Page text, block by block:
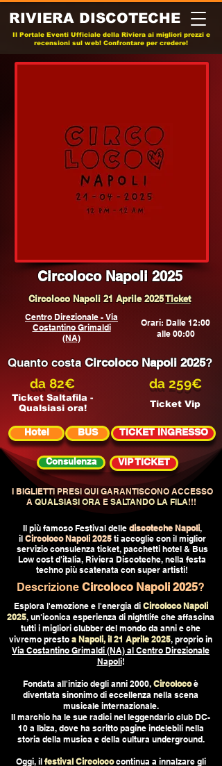
RIVIERA DISCOTECHE
Il Portale Eventi Ufficiale della Riviera ai migliori prezzi e
recensioni sul web! Confrontare per credere!
Circoloco Napoli 2025
Circoloco Napoli 21 Aprile 2025Ticket
Centro Direzionale - Via
Costantino Grimaldi
(NA)
Orari: Dalle 12:00
alle 00:00
Quanto costaCircoloco Napoli 2025?
da 82€
Ticket Saltafila -
Qualsiasi ora!
da 259€
Ticket Vip
Hotel BUS TICKET INGRESSO
Consulenza VIP TICKET
I BIGLIETTI PRESI QUI GARANTISCONO ACCESSO
A QUALSIASI ORA E SALTANDO LA FILA!!!
Il più famoso Festival delle discoteche Napoli,
il Circoloco Napoli 2025ti accoglie con il miglior
servizio consulenza ticket, pacchetti hotel & Bus
Low cost d'italia, Riviera Discoteche, nella festa
techno più scatenata con super artisti!
DescrizioneCircoloco Napoli 2025?
Esplora l'emozione e l'energia di Circoloco Napoli
2025, un'iconica esperienza di nightlife che affascina
tutti i migliori clubber del mondo da anni e che
vivremo presto a Napoli, il 21 Aprile 2025, proprio in
Via Costantino Grimaldi (NA) al Centro Direzionale
Napoli!
Fondata all'inizio degli anni 2000, Circolocoè
diventata sinonimo di eccellenza nella scena
musicale internazionale.
Il marchio ha le sue radici nel leggendario club DC-
10 a Ibiza, dove ha scritto pagine indelebili nella
storia della musica e della cultura underground.
Oggi, il festival Circolococontinua a innalzare gli